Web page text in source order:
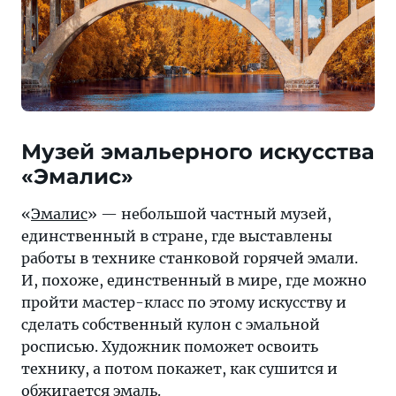
Музей эмальерного искусства
«Эмалис»
«Эмалис» — небольшой частный музей,
единственный в стране, где выставлены
работы в технике станковой горячей эмали.
И, похоже, единственный в мире, где можно
пройти мастер-класс по этому искусству и
сделать собственный кулон с эмальной
росписью. Художник поможет освоить
технику, а потом покажет, как сушится и
обжигается эмаль.